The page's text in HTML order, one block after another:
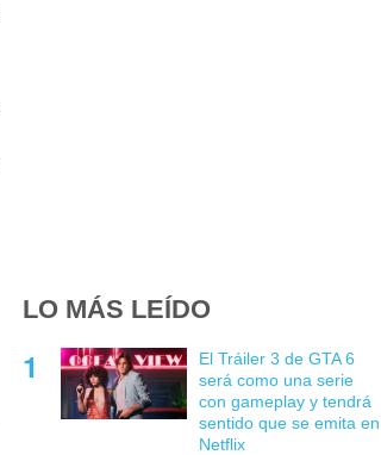
LO MÁS LEÍDO
El Tráiler 3 de GTA 6
será como una serie
con gameplay y tendrá
sentido que se emita en
Netflix